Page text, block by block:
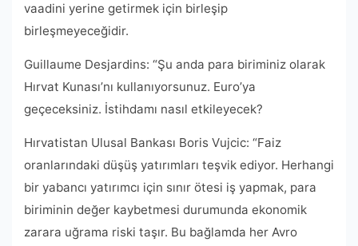
vaadini yerine getirmek için birleşip
birleşmeyeceğidir.
Guillaume Desjardins: “Şu anda para biriminiz olarak
Hırvat Kunası’nı kullanıyorsunuz. Euro’ya
geçeceksiniz. İstihdamı nasıl etkileyecek?
Hırvatistan Ulusal Bankası Boris Vujcic: “Faiz
oranlarındaki düşüş yatırımları teşvik ediyor. Herhangi
bir yabancı yatırımcı için sınır ötesi iş yapmak, para
biriminin değer kaybetmesi durumunda ekonomik
zarara uğrama riski taşır. Bu bağlamda her Avro